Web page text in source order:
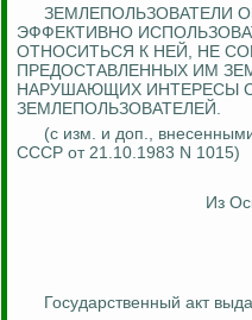
ЗЕМЛЕПОЛЬЗОВАТЕЛИ
ЭФФЕКТИВНО
ОТНОСИТЬСЯ К НЕЙ, НЕ
ПРЕДОСТАВЛЕННЫХ ИМ
НАРУШАЮЩИХ ИНТЕРЕСЫ
ЗЕМЛЕПОЛЬЗОВАТЕЛЕЙ.
(с изм. и доп.,
СССР от 21.10.1983 N 1015)
Из
Государственный акт